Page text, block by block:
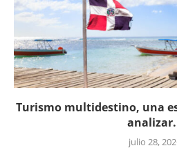
Turismo multidestino, una
julio 28,